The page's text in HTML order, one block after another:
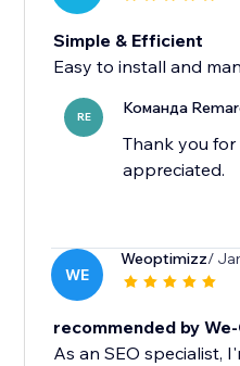
Simple & Efficient
Easy to install and
RE Команда
Thank you
appreciated.
WE
Weoptimizz/
recommended by
As an SEO specialist,